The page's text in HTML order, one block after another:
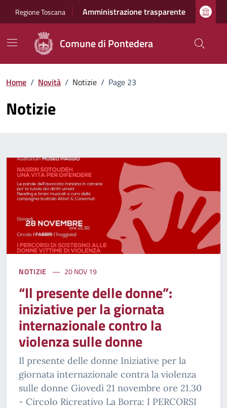
Regione Toscana Amministrazione trasparente
Comune di Pontedera
Home / Novità / Notizie / Page 23
Notizie
NOTIZIE 20 NOV 19
“Il presente delle donne”:
iniziative per la giornata
internazionale contro la
violenza sulle donne
Il presente delle donne Iniziative per la
giornata internazionale contra la violenza
sulle donne Giovedì 21 novembre ore 21.30
- Circolo Ricreativo La Borra: I PERCORSI